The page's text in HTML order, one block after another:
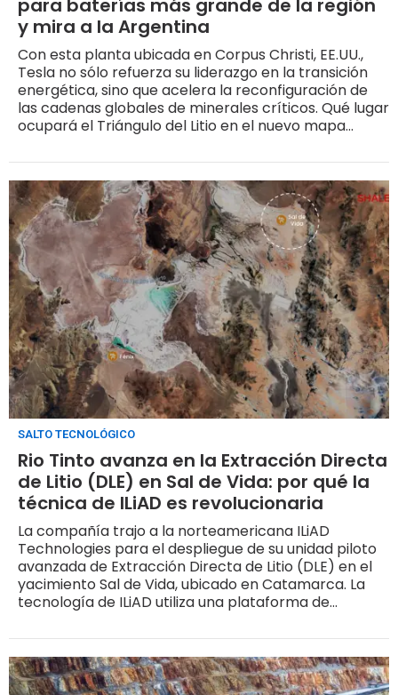
para baterías más grande de la región
y mira a la Argentina
Con esta planta ubicada en Corpus Christi, EE.UU.,
Tesla no sólo refuerza su liderazgo en la transición
energética, sino que acelera la reconfiguración de
las cadenas globales de minerales críticos. Qué lugar
ocupará el Triángulo del Litio en el nuevo mapa
SALTO TECNOLÓGICO
Rio Tinto avanza en la Extracción Directa
de Litio (DLE) en Sal de Vida: por qué la
técnica de ILiAD es revolucionaria
La compañía trajo a la norteamericana ILiAD
Technologies para el despliegue de su unidad piloto
avanzada de Extracción Directa de Litio (DLE) en el
yacimiento Sal de Vida, ubicado en Catamarca. La
tecnología de ILiAD utiliza una plataforma de
de litio de la salmuera de forma casi instantánea,
devolviendo el resto de los componentes al acuífero
de manera responsable